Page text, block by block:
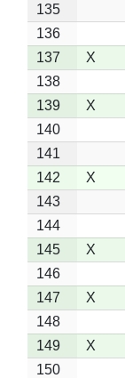
135
136
137
X
138
139
X
140
141
142
X
143
144
145
X
146
147
X
148
149
X
150